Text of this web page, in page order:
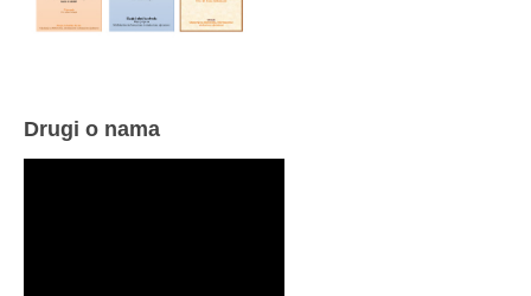
Drugi o nama